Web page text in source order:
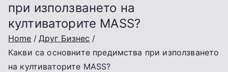
при използването на
култиваторите MASS?
Home
Друг Бизнес
Какви са основните предимства при използването
на култиваторите MASS?